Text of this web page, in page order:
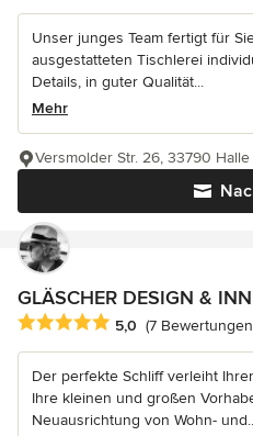
Unser junges Team fertigt für
ausgestatteten Tischlerei
Details, in guter Qualität...
Mehr
Versmolder Str. 26, 33790 Halle
GLÄSCHER DESIGN &
Durchschnittliche Bewertung:
5,0 (7
Der perfekte Schliff verleiht
Ihre kleinen und großen
Neuausrichtung von Wohn-